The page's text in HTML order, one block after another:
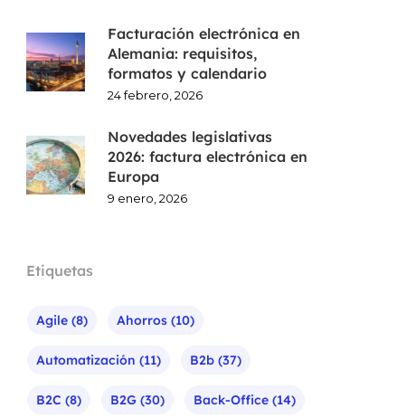
Facturación electrónica en
Alemania: requisitos,
formatos y calendario
24 febrero, 2026
Novedades legislativas
2026: factura electrónica en
Europa
9 enero, 2026
Etiquetas
Agile(8) Ahorros(10)
Automatización (11) B2b(37)
B2C (8) B2G(30) Back-Office(14)